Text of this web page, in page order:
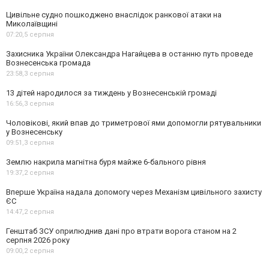
Цивільне судно пошкоджено внаслідок ранкової атаки на
Миколаївщині
07:20,5 серпня
Захисника України Олександра Нагайцева в останню путь проведе
Вознесенська громада
23:58,3 серпня
13 дітей народилося за тиждень у Вознесенській громаді
16:56,3 серпня
Чоловікові, який впав до триметрової ями допомогли рятувальники
у Вознесенську
09:51,3 серпня
Землю накрила магнітна буря майже 6-бального рівня
19:37,2 серпня
Вперше Україна надала допомогу через Механізм цивільного захисту
ЄС
14:47,2 серпня
Генштаб ЗСУ оприлюднив дані про втрати ворога станом на 2
серпня 2026 року
09:00,2 серпня